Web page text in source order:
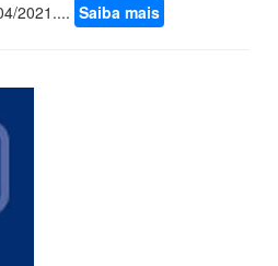
2021.... Saiba mais